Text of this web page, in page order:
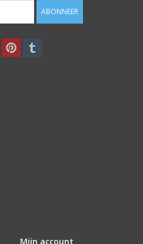
ABONNEER
Mijn account